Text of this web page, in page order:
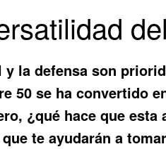
la defensa son
50 se ha convertido
¿qué hace que
te ayudarán a